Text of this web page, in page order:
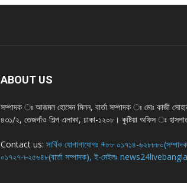
ABOUT US
সম্পাদক ঃ আজমল হোসেন মিলন, বার্তা সম্পাদক ঃ মোঃ কাজী
৪৩১/২, তেজগাঁও শিল্প এলাকা, ঢাকা-১২০৮। কুষ্টিয়া অফিস ঃ
Contact us: সার্বিক যোগাগাযোগঃ +৮৮ ০১৭১৪-
০১৭২৭-৮২৫৬৪৮(বার্তা সম্পাদক), ই-মেইলঃ